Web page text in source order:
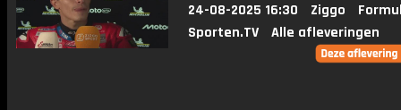
24-08-2025 16:30 Ziggo
Sporten.TV
Alle afleveringen